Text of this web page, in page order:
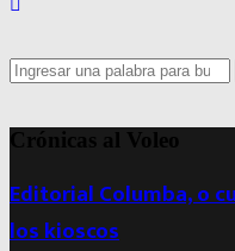
Search
for:
Crónicas al Voleo
Editorial Columba, o
los kioscos